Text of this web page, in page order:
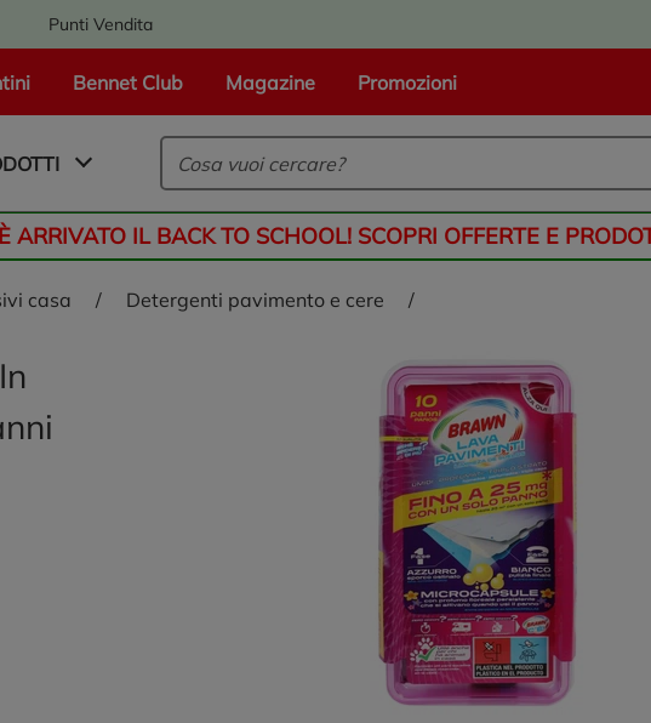
Punti Vendita
Bennet Club Magazine Promozioni
homepage
È ARRIVATO IL BACK TO SCHOOL! SCOPRI OFFERTE E
casa / detergenti pavimento e cere /